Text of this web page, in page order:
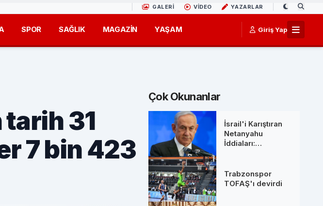
GALERİ VİDEO YAZARLAR
SPOR SAĞLIK MAGAZİN YAŞAM Giriş Yap
31
7 bin 423
Çok Okunanlar
İsrail'i Karıştıran
Netanyahu
İddiaları:
Söylentilerine Net
Yanıt
Trabzonspor
TOFAŞ'ı devirdi